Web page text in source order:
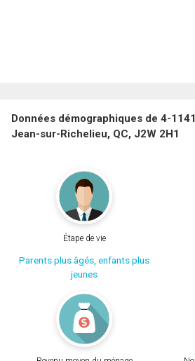
Données démographiques de 4-
Jean-sur-Richelieu, QC, J2W 2H1
Étape de vie
Parents plus âgés, enfants plus
jeunes